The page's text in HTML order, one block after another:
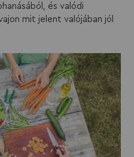
és valódi
mit jelent valójában jól